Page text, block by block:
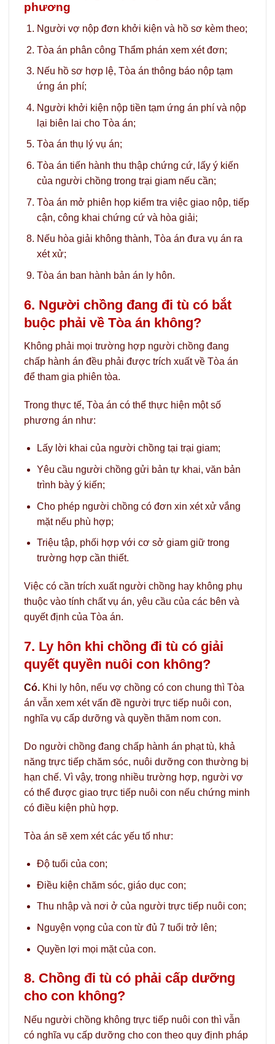
phương
Người vợ nộp đơn khởi kiện và hồ sơ kèm theo;
Tòa án phân công Thẩm phán xem xét đơn;
Nếu hồ sơ hợp lệ, Tòa án thông báo nộp tạm
ứng án phí;
Người khởi kiện nộp tiền tạm ứng án phí và nộp
lại biên lai cho Tòa án;
Tòa án thụ lý vụ án;
Tòa án tiến hành thu thập chứng cứ, lấy ý kiến
của người chồng trong trại giam nếu cần;
Tòa án mở phiên họp kiểm tra việc giao nộp, tiếp
cận, công khai chứng cứ và hòa giải;
Nếu hòa giải không thành, Tòa án đưa vụ án ra
xét xử;
Tòa án ban hành bản án ly hôn.
6. Người chồng đang đi tù có bắt
buộc phải về Tòa án không?
Không phải mọi trường hợp người chồng đang
chấp hành án đều phải được trích xuất về Tòa án
để tham gia phiên tòa.
Trong thực tế, Tòa án có thể thực hiện một số
phương án như:
Lấy lời khai của người chồng tại trại giam;
Yêu cầu người chồng gửi bản tự khai, văn bản
trình bày ý kiến;
Cho phép người chồng có đơn xin xét xử vắng
mặt nếu phù hợp;
Triệu tập, phối hợp với cơ sở giam giữ trong
trường hợp cần thiết.
Việc có cần trích xuất người chồng hay không phụ
thuộc vào tính chất vụ án, yêu cầu của các bên và
quyết định của Tòa án.
7. Ly hôn khi chồng đi tù có giải
quyết quyền nuôi con không?
Có. Khi ly hôn, nếu vợ chồng có con chung thì Tòa
án vẫn xem xét vấn đề người trực tiếp nuôi con,
nghĩa vụ cấp dưỡng và quyền thăm nom con.
Do người chồng đang chấp hành án phạt tù, khả
năng trực tiếp chăm sóc, nuôi dưỡng con thường bị
hạn chế. Vì vậy, trong nhiều trường hợp, người vợ
có thể được giao trực tiếp nuôi con nếu chứng minh
có điều kiện phù hợp.
Tòa án sẽ xem xét các yếu tố như:
Độ tuổi của con;
Điều kiện chăm sóc, giáo dục con;
Thu nhập và nơi ở của người trực tiếp nuôi con;
Nguyện vọng của con từ đủ 7 tuổi trở lên;
Quyền lợi mọi mặt của con.
8. Chồng đi tù có phải cấp dưỡng
cho con không?
Nếu người chồng không trực tiếp nuôi con thì vẫn
có nghĩa vụ cấp dưỡng cho con theo quy định pháp